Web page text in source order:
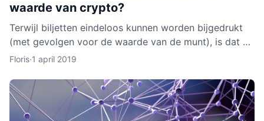
waarde van crypto?
Terwijl biljetten eindeloos kunnen worden bijgedrukt
(met gevolgen voor de waarde van de munt), is dat bij
cryptocurrencies anders. Hoe werkt dit nu eigenlijk p
Floris·1 april 2019